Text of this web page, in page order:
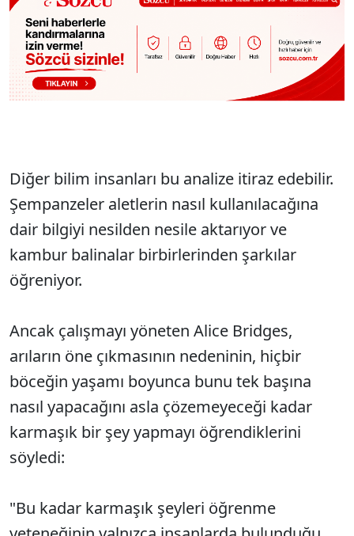
Diğer bilim insanları bu analize itiraz edebilir.
Şempanzeler aletlerin nasıl kullanılacağına
dair bilgiyi nesilden nesile aktarıyor ve
kambur balinalar birbirlerinden şarkılar
öğreniyor.
Ancak çalışmayı yöneten Alice Bridges,
arıların öne çıkmasının nedeninin, hiçbir
böceğin yaşamı boyunca bunu tek başına
nasıl yapacağını asla çözemeyeceği kadar
karmaşık bir şey yapmayı öğrendiklerini
söyledi:
"Bu kadar karmaşık şeyleri öğrenme